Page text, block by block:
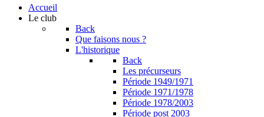
Accueil
Le club
Back
Que faisons nous ?
L'historique
Back
Les précurseurs
Période 1949/1971
Période 1971/1978
Période 1978/2003
Période post 2003